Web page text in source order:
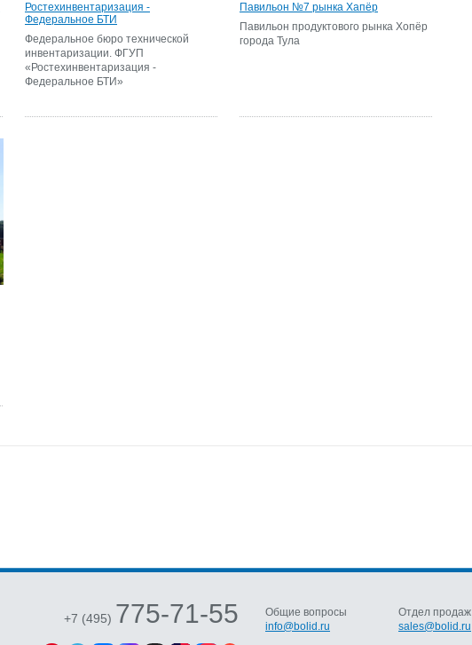
Ростехинвентаризация -
Федеральное БТИ
Федеральное бюро технической
инвентаризации. ФГУП
«Ростехинвентаризация -
Федеральное БТИ»
Павильон №7 рынка Хапёр
Павильон продуктового рынка Хопёр
города Тула
+7 (495) 775-71-55
Общие вопросы
info@bolid.ru
Отдел продаж
sales@bolid.ru